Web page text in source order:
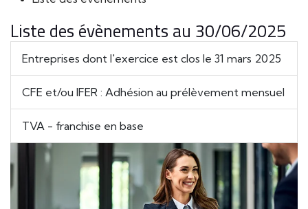
Liste des évènements au 30/06/2025
Entreprises dont l'exercice est clos le 31 mars 2025
CFE et/ou IFER : Adhésion au prélèvement mensuel
TVA - franchise en base